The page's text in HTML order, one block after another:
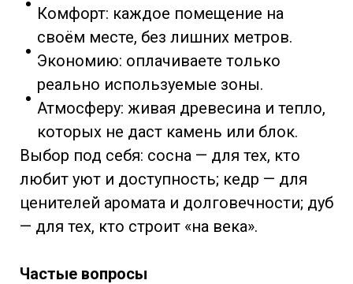
Комфорт: каждое помещение на
своём месте, без лишних метров.
Экономию: оплачиваете только
реально используемые зоны.
Атмосферу: живая древесина и тепло,
которых не даст камень или блок.
Выбор под себя: сосна — для тех, кто
любит уют и доступность; кедр — для
ценителей аромата и долговечности; дуб
— для тех, кто строит «на века».
Частые вопросы